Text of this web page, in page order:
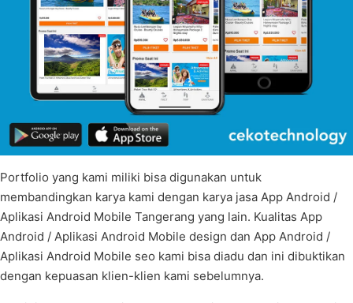
Portfolio yang kami miliki bisa digunakan untuk
membandingkan karya kami dengan karya jasa App Android /
Aplikasi Android Mobile Tangerang yang lain. Kualitas App
Android / Aplikasi Android Mobile design dan App Android /
Aplikasi Android Mobile seo kami bisa diadu dan ini dibuktikan
dengan kepuasan klien-klien kami sebelumnya.